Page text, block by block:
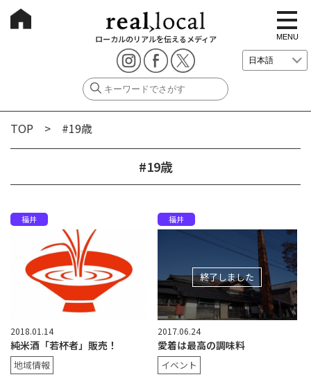
ローカルのリアルを伝えるメディア
t
o
g
g
e
i
i
MENU
TOP > #19歳
#19歳
福井
2018.01.14
純米酒「若杯者」販売！
地域情報
福井
終了しました
2017.06.24
愛着は最高の調味料
イベント